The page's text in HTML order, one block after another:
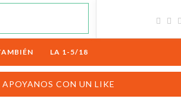
LA 1-5/18
APOYANOS CON UN LIKE